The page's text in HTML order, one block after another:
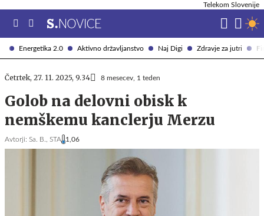
Energetika 2.0 Aktivno državljanstvo Naj Digi Zdravje za jutri
Telekom Slovenije
Četrtek, 27. 11. 2025, 9.34 8 mesecev, 1 teden
Golob na delovni obisk k
nemškemu kanclerju Merzu
Avtorji: Sa. B., STA 1,06